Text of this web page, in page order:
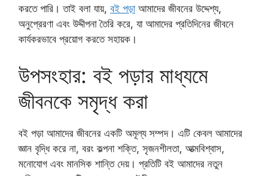
করতে পারি। তাই বলা যায়, বই পড়াআমাদের জীবনের উদ্দেশ্য,
অনুপ্রেরণা এবং উদ্দীপনা তৈরি করে, যা আমাদের প্রতিদিনের জীবনে
কার্যকরভাবে প্রয়োগ করতে সহায়ক।
উপসংহার: বই পড়ার মাধ্যমে
জীবনকে সমৃদ্ধ করা
বই পড়া আমাদের জীবনের একটি অমূল্য সম্পদ। এটি কেবল আমাদের
জ্ঞান বৃদ্ধি করে না, বরং কল্পনা শক্তি, সৃজনশীলতা, আত্মবিশ্বাস,
মনোযোগ এবং মানসিক শান্তি দেয়। প্রতিটি বই আমাদের নতুন